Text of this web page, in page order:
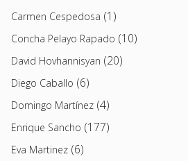
Carmen Cespedosa (1)
Concha Pelayo Rapado (10)
David Hovhannisyan (20)
Diego Caballo (6)
Domingo Martínez (4)
Enrique Sancho (177)
Eva Martinez (6)